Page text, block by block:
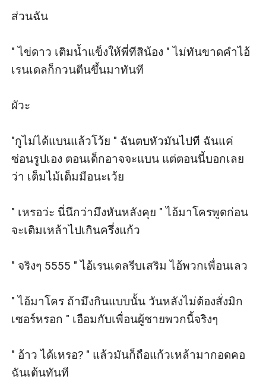
ส่วนฉัน
" ไข่ดาว เติมน้ำแข็งให้พี่ทีสิน้อง " ไม่ทันขาดคำไอ้
เรนเดลก็กวนตีนขึ้นมาทันที
ผัวะ
"กูไม่ได้แบนแล้วโว้ย " ฉันตบหัวมันไปที ฉันแค่
ซ่อนรูปเอง ตอนเด็กอาจจะแบน แต่ตอนนี้บอกเลย
ว่า เต็มไม้เต็มมือนะเว้ย
" เหรอว่ะ นี่นึกว่ามึงหันหลังคุย " ไอ้มาโครพูดก่อน
จะเติมเหล้าไปเกินครึ่งแก้ว
" จริงๆ 5555 " ไอ้เรนเดลรีบเสริม ไอ้พวกเพื่อนเลว
" ไอ้มาโคร ถ้ามึงกินแบบนั้น วันหลังไม่ต้องสั่งมิก
เซอร์หรอก " เอือมกับเพื่อนผู้ชายพวกนี้จริงๆ
" อ้าว ได้เหรอ? " แล้วมันก็ถือแก้วเหล้ามากอดคอ
ฉันเต้นทันที